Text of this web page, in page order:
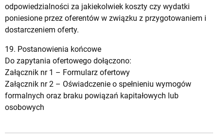
odpowiedzialności za jakiekolwiek koszty czy wydatki
poniesione przez oferentów w związku z przygotowaniem i
dostarczeniem oferty.
19. Postanowienia końcowe
Do zapytania ofertowego dołączono:
Załącznik nr 1 – Formularz ofertowy
Załącznik nr 2 – Oświadczenie o spełnieniu wymogów
formalnych oraz braku powiązań kapitałowych lub
osobowych